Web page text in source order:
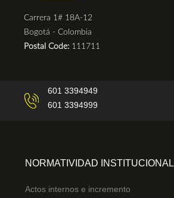
Carrera 1# 18A-12
Bogotá - Colombia
Postal Code: 111711
601 3394949
601 3394999
NORMATIVIDAD INSTITUCIONAL
Actos internos e incremento